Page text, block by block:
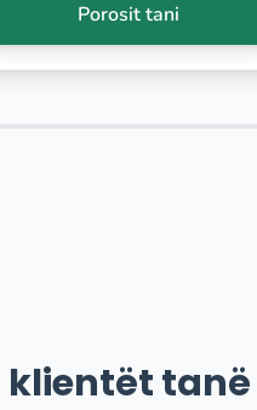
Porosit tani
klientët tanë